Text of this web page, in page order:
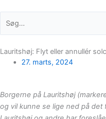
Lauritshøj: Flyt eller annullér
27. marts, 2024
Borgerne på Lauritshøj
og vil kunne se lige ned på det